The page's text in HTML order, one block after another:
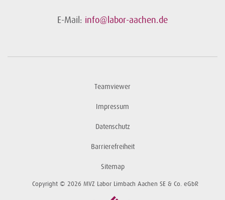
E-Mail: info@labor-aachen.de
Teamviewer
Impressum
Datenschutz
Barrierefreiheit
Sitemap
Copyright © 2026 MVZ Labor Limbach Aachen SE & Co. eGbR